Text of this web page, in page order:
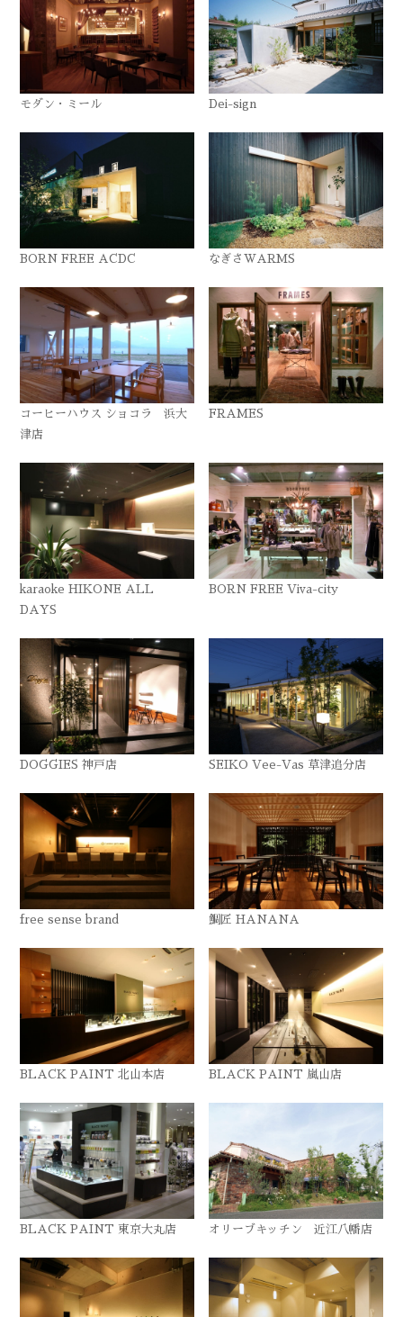
モダン・ミール Dei-sign
BORN FREE ACDC なぎさWARMS
コーヒーハウス ショコラ 浜大
津店
FRAMES
karaoke HIKONE ALL
DAYS
BORN FREE Viva-city
DOGGIES 神戸店 SEIKO Vee-Vas 草津追分店
free sense brand 鯛匠 HANANA
BLACK PAINT 北山本店 BLACK PAINT 嵐山店
BLACK PAINT 東京大丸店 オリーブキッチン 近江八幡店